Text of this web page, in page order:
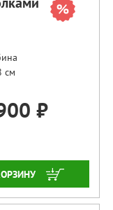
см
₽